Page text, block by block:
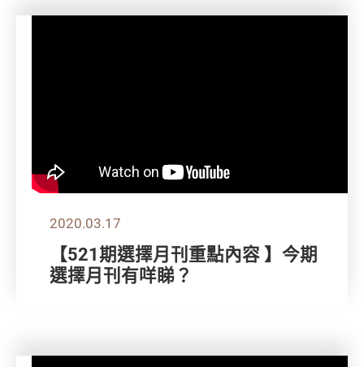
2020.03.17
【521期選擇月刊重點內容 】今期
選擇月刊有咩睇？